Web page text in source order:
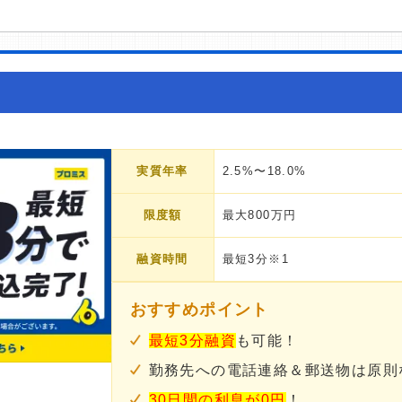
実質年率 2.5%〜18.0%
限度額 最大800万円
融資時間 最短3分※1
おすすめポイント
最短3分融資 も可能！
勤務先への電話連絡＆郵送物は原則